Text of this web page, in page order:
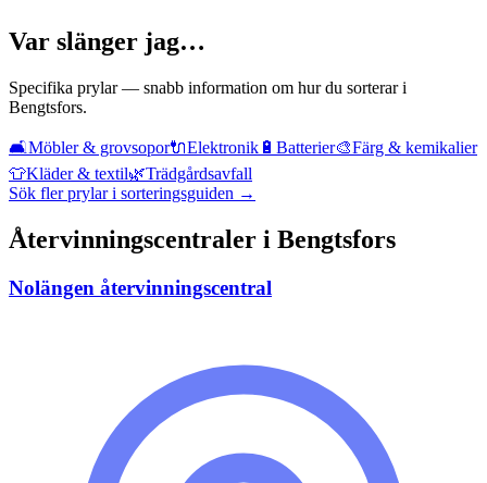
Var slänger jag…
Specifika prylar — snabb information om hur du sorterar i
Bengtsfors.
🛋️Möbler & grovsopor🔌Elektronik 🔋 Batterier🎨Färg & kemikalier
👕Kläder & textil🌿Trädgårdsavfall
Sök fler prylar i sorteringsguiden →
Återvinningscentraler i Bengtsfors
Nolängen återvinningscentral